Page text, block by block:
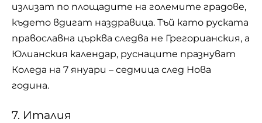
излизат по площадите на големите градове,
където вдигат наздравица. Тъй като руската
православна църква следва не Грегорианския, а
Юлианския календар, руснаците празнуват
Коледа на 7 януари – седмица след Нова
година.
7. Италия